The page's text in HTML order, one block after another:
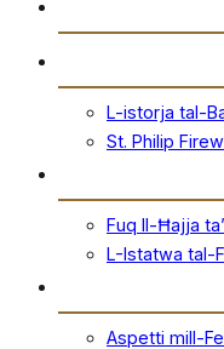
L-istorja tal-
St. Philip
Fuq Il-Ħajja
L-Istatwa tal-
Aspetti mill-